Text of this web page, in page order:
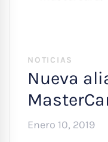
NOTICIAS
Nueva
Enero 10, 2019